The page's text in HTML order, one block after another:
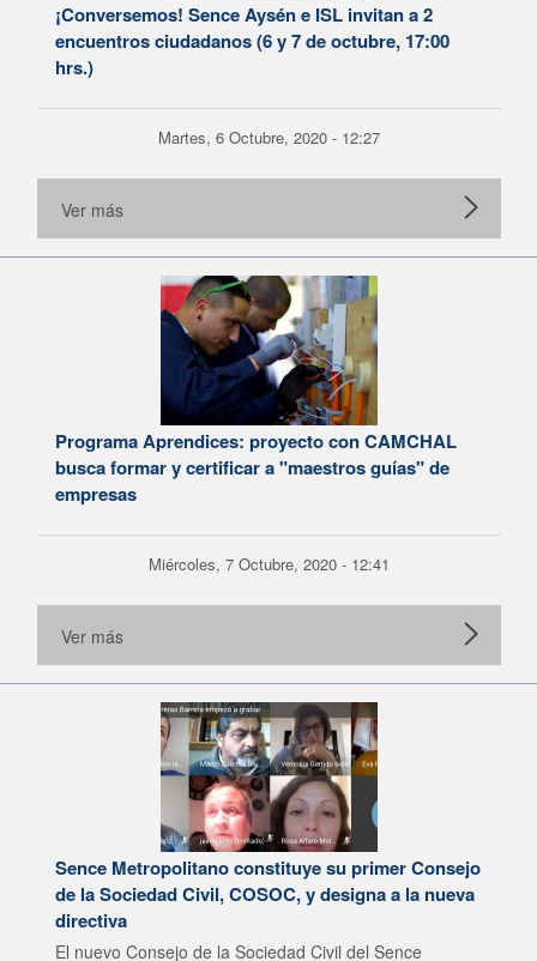
¡Conversemos! Sence Aysén e ISL invitan a 2
encuentros ciudadanos (6 y 7 de octubre, 17:00
hrs.)
Martes, 6 Octubre, 2020 - 12:27
Ver más
Programa Aprendices: proyecto con CAMCHAL
busca formar y certificar a "maestros guías" de
empresas
Miércoles, 7 Octubre, 2020 - 12:41
Ver más
Sence Metropolitano constituye su primer Consejo
de la Sociedad Civil, COSOC, y designa a la nueva
directiva
El nuevo Consejo de la Sociedad Civil del Sence